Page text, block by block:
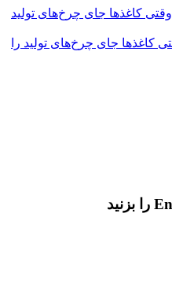
کاغذها جای چرخ‌های تولید را